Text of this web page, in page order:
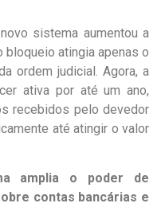
sistema aumentou a
bloqueio atingia apenas o
ordem judicial. Agora, a
ativa por até um ano,
recebidos pelo devedor
até atingir o valor
amplia o poder de
contas bancárias e